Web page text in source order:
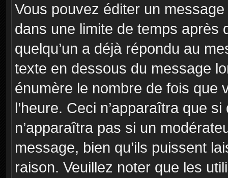
Vous pouvez éditer un
dans une limite de temps après
quelqu’un a déjà répondu au
texte en dessous du message
énumère le nombre de fois que
l’heure. Ceci n’apparaîtra que
n’apparaîtra pas si un
message, bien qu’ils puissent
raison. Veuillez noter que les